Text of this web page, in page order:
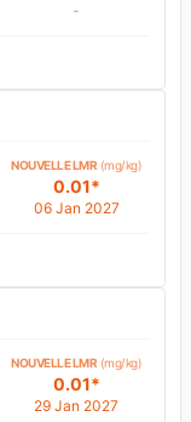
-
NOUVELLE LMR (mg/kg)
0.01*
06 Jan 2027
NOUVELLE LMR (mg/kg)
0.01*
29 Jan 2027